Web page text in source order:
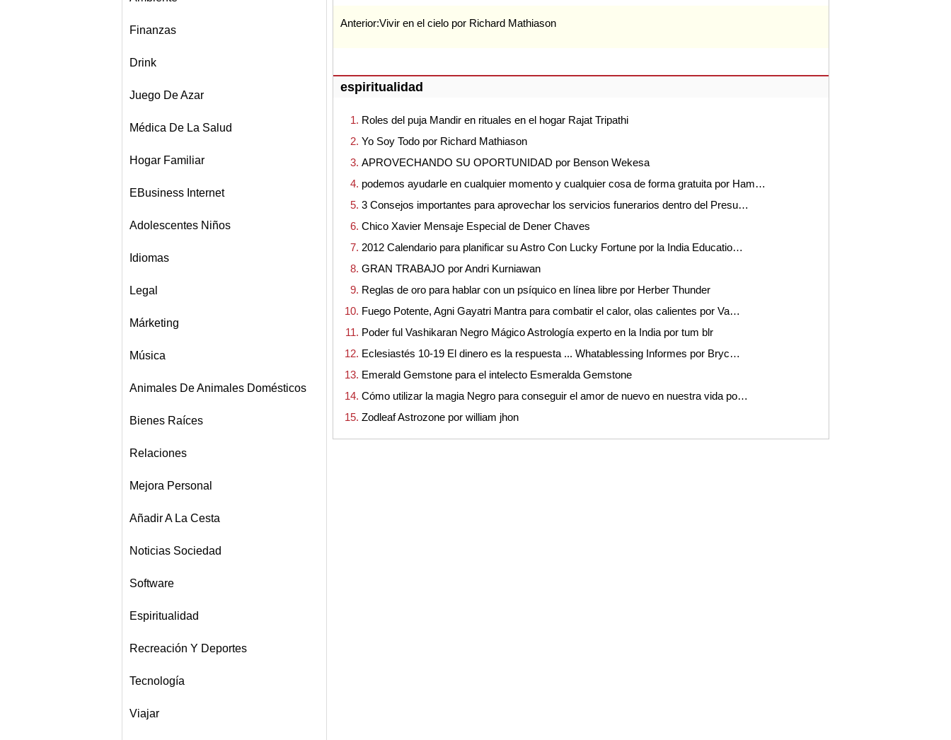
Finanzas
Drink
Juego De Azar
Médica De La Salud
Hogar Familiar
EBusiness Internet
Adolescentes Niños
Idiomas
Legal
Márketing
Música
Animales De Animales Domésticos
Bienes Raíces
Relaciones
Mejora Personal
Añadir A La Cesta
Noticias Sociedad
Software
Espiritualidad
Recreación Y Deportes
Tecnología
Viajar
Anterior:Vivir en el cielo por Richard Mathiason
espiritualidad
Roles del puja Mandir en rituales en el hogar Rajat Tripathi
Yo Soy Todo por Richard Mathiason
APROVECHANDO SU OPORTUNIDAD por Benson Wekesa
podemos ayudarle en cualquier momento y cualquier cosa de forma gratuita por Ham…
3 Consejos importantes para aprovechar los servicios funerarios dentro del Presu…
Chico Xavier Mensaje Especial de Dener Chaves
2012 Calendario para planificar su Astro Con Lucky Fortune por la India Educatio…
GRAN TRABAJO por Andri Kurniawan
Reglas de oro para hablar con un psíquico en línea libre por Herber Thunder
Fuego Potente, Agni Gayatri Mantra para combatir el calor, olas calientes por Va…
Poder ful Vashikaran Negro Mágico Astrología experto en la India por tum blr
Eclesiastés 10-19 El dinero es la respuesta ... Whatablessing Informes por Bryc…
Emerald Gemstone para el intelecto Esmeralda Gemstone
Cómo utilizar la magia Negro para conseguir el amor de nuevo en nuestra vida po…
Zodleaf Astrozone por william jhon